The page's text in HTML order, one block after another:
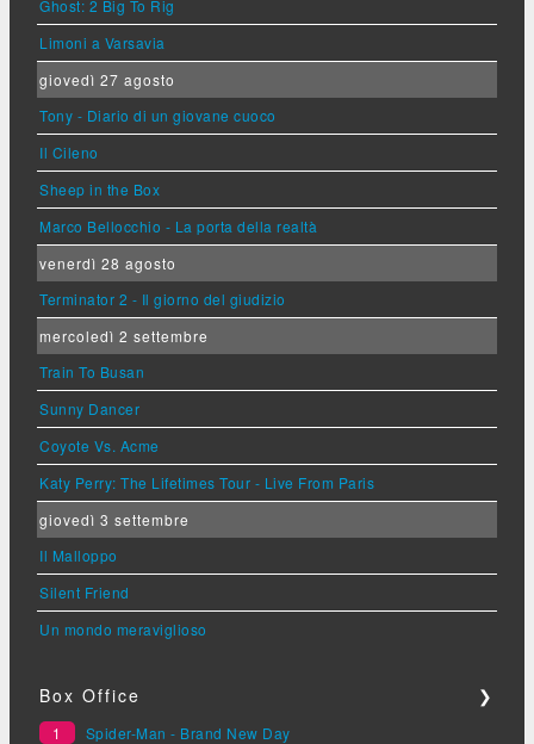
Ghost: 2 Big To Rig
Limoni a Varsavia
giovedì 27 agosto
Tony - Diario di un giovane cuoco
Il Cileno
Sheep in the Box
Marco Bellocchio - La porta della realtà
venerdì 28 agosto
Terminator 2 - Il giorno del giudizio
mercoledì 2 settembre
Train To Busan
Sunny Dancer
Coyote Vs. Acme
Katy Perry: The Lifetimes Tour - Live From Paris
giovedì 3 settembre
Il Malloppo
Silent Friend
Un mondo meraviglioso
Box Office ❯
1
Spider-Man - Brand New Day